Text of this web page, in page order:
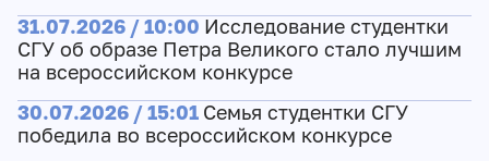
31.07.2026 / 10:00 Исследование студентки
СГУ об образе Петра Великого стало лучшим
на всероссийском конкурсе
30.07.2026 / 15:01 Семья студентки СГУ
победила во всероссийском конкурсе